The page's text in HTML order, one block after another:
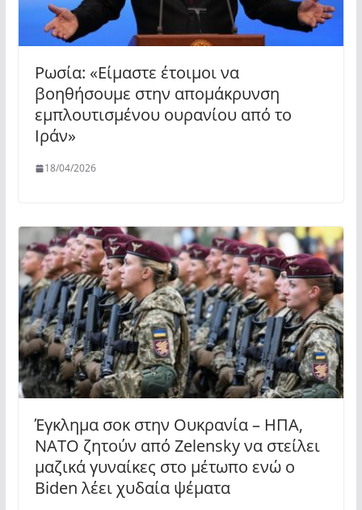
Ρωσία: «Είμαστε έτοιμοι να
βοηθήσουμε στην απομάκρυνση
εμπλουτισμένου ουρανίου από το
Ιράν»
18/04/2026
Έγκλημα σοκ στην Ουκρανία – ΗΠΑ,
ΝΑΤΟ ζητούν από Zelensky να στείλει
μαζικά γυναίκες στο μέτωπο ενώ ο
Biden λέει χυδαία ψέματα